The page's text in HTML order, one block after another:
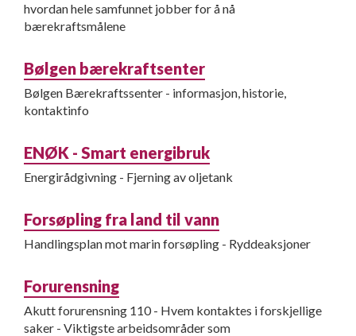
hvordan hele samfunnet jobber for å nå
bærekraftsmålene
Bølgen bærekraftsenter
Bølgen Bærekraftssenter - informasjon, historie,
kontaktinfo
ENØK - Smart energibruk
Energirådgivning - Fjerning av oljetank
Forsøpling fra land til vann
Handlingsplan mot marin forsøpling - Ryddeaksjoner
Forurensning
Akutt forurensning 110 - Hvem kontaktes i forskjellige
saker - Viktigste arbeidsområder som